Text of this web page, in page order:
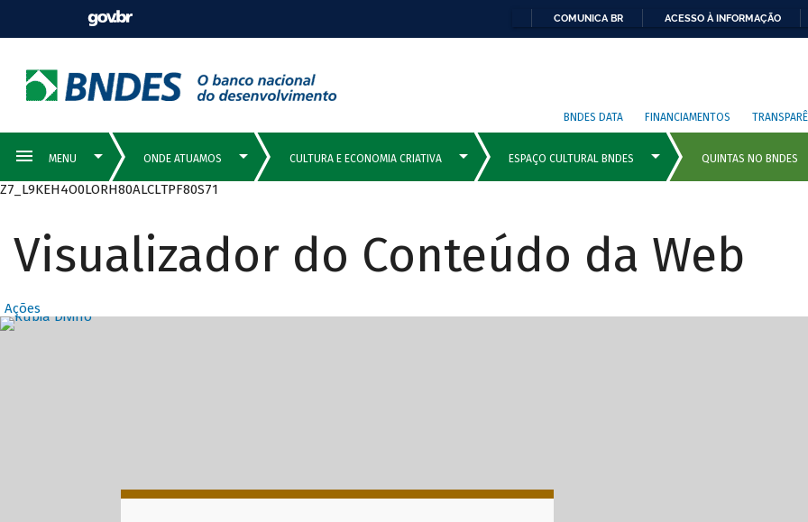
COMUNICA BR ACESSO À INFORMAÇÃO
BNDES DATA FINANCIAMENTOS
Z7_L9KEH4O0LORH80ALCLTPF80S71
Visualizador do Conteúdo da Web
Ações
Destaques Principais com